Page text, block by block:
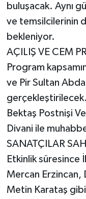
buluşacak. Aynı
ve temsilcilerinin
bekleniyor.
AÇILIŞ VE CEM
Program
ve Pir Sultan Abdal
Bektaş Postnişi
Divani ile
SANATÇILAR
Etkinlik süresince
Mercan Erzincan,
Metin Karataş